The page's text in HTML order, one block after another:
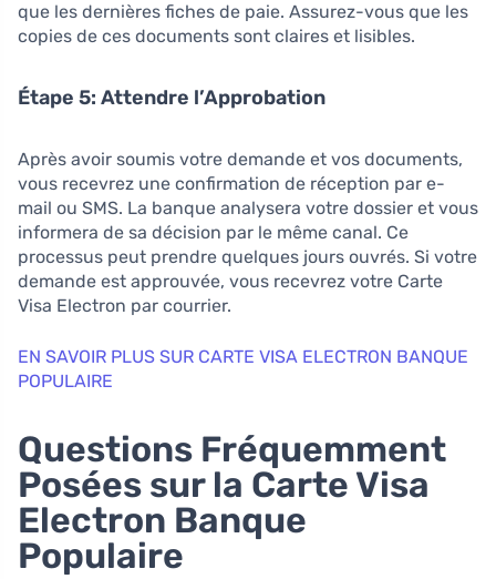
que les dernières fiches de paie. Assurez-vous que les
copies de ces documents sont claires et lisibles.
Étape 5: Attendre l’Approbation
Après avoir soumis votre demande et vos documents,
vous recevrez une confirmation de réception par e-
mail ou SMS. La banque analysera votre dossier et vous
informera de sa décision par le même canal. Ce
processus peut prendre quelques jours ouvrés. Si votre
demande est approuvée, vous recevrez votre Carte
Visa Electron par courrier.
EN SAVOIR PLUS SUR CARTE VISA ELECTRON BANQUE
POPULAIRE
Questions Fréquemment
Posées sur la Carte Visa
Electron Banque
Populaire